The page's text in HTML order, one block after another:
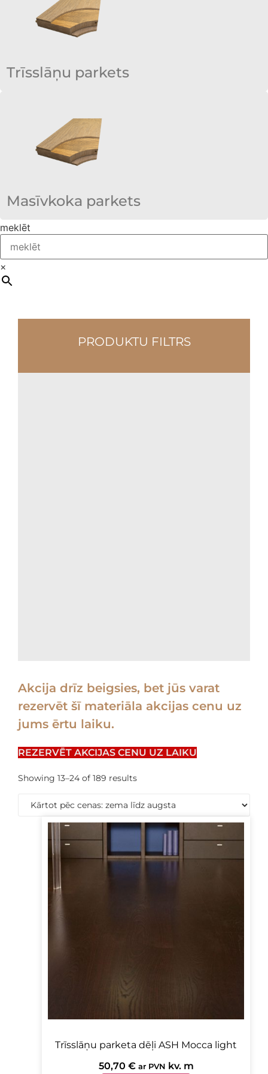
Trīsslāņu parkets
Masīvkoka parkets
meklēt
×
PRODUKTU FILTRS
Akcija drīz beigsies, bet jūs varat
rezervēt šī materiāla akcijas cenu uz
jums ērtu laiku.
REZERVĒT AKCIJAS CENU UZ LAIKU
Showing 13–24 of 189 results
price:
low
to
Trīsslāņu parketa dēļi ASH Mocca light
50,70 € ar PVN kv. m